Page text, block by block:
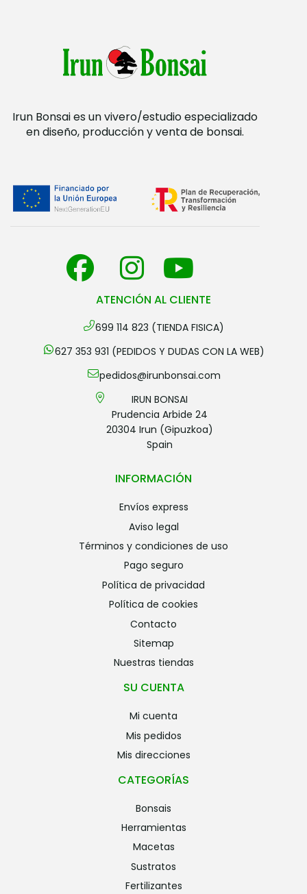
Irun Bonsai es un vivero/estudio especializado
en diseño, producción y venta de bonsai.
ATENCIÓN AL CLIENTE
699 114 823 (TIENDA FISICA)
627 353 931 (PEDIDOS Y DUDAS CON LA WEB)
pedidos@irunbonsai.com
IRUN BONSAI
Prudencia Arbide 24
20304 Irun (Gipuzkoa)
Spain
INFORMACIÓN
envíos express
aviso legal
términos y condiciones de uso
pago seguro
política de privacidad
política de cookies
contacto
sitemap
nuestras tiendas
SU CUENTA
mi cuenta
mis pedidos
mis direcciones
CATEGORÍAS
bonsais
herramientas
macetas
sustratos
fertilizantes